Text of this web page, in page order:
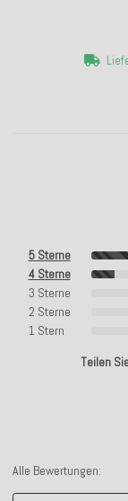
5 Sterne
4 Sterne
3 Sterne
2 Sterne
1 Stern
Teilen
Alle Bewertungen: